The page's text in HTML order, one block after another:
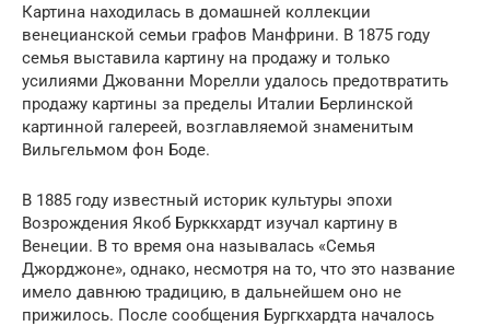
Картина находилась в домашней коллекции
венецианской семьи графов Манфрини. В 1875 году
семья выставила картину на продажу и только
усилиями Джованни Морелли удалось предотвратить
продажу картины за пределы Италии Берлинской
картинной галереей, возглавляемой знаменитым
Вильгельмом фон Боде.
В 1885 году известный историк культуры эпохи
Возрождения Якоб Бурккхардт изучал картину в
Венеции. В то время она называлась «Семья
Джорджоне», однако, несмотря на то, что это название
имело давнюю традицию, в дальнейшем оно не
прижилось. После сообщения Бургкхардта началось